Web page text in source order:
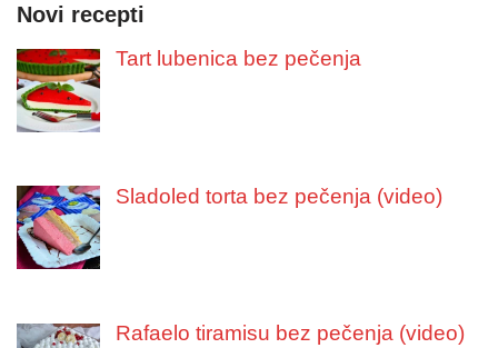
Novi recepti
Tart lubenica bez pečenja
Sladoled torta bez pečenja (video)
Rafaelo tiramisu bez pečenja (video)